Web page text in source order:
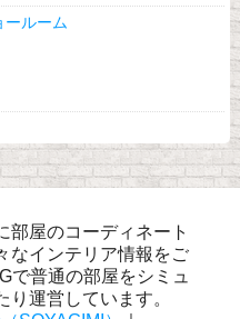
ールーム
部屋のコーディネート
なインテリア情報をご
で普通の部屋をシミュ
り運営しています。